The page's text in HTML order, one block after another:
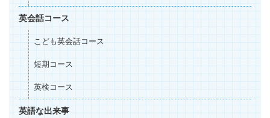
英会話コース
こども英会話コース
短期コース
英検コース
英語な出来事